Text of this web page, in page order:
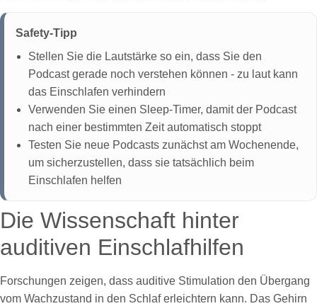
Safety-Tipp
Stellen Sie die Lautstärke so ein, dass Sie den
Podcast gerade noch verstehen können - zu laut kann
das Einschlafen verhindern
Verwenden Sie einen Sleep-Timer, damit der Podcast
nach einer bestimmten Zeit automatisch stoppt
Testen Sie neue Podcasts zunächst am Wochenende,
um sicherzustellen, dass sie tatsächlich beim
Einschlafen helfen
Die Wissenschaft hinter
auditiven Einschlafhilfen
Forschungen zeigen, dass auditive Stimulation den Übergang
vom Wachzustand in den Schlaf erleichtern kann. Das Gehirn